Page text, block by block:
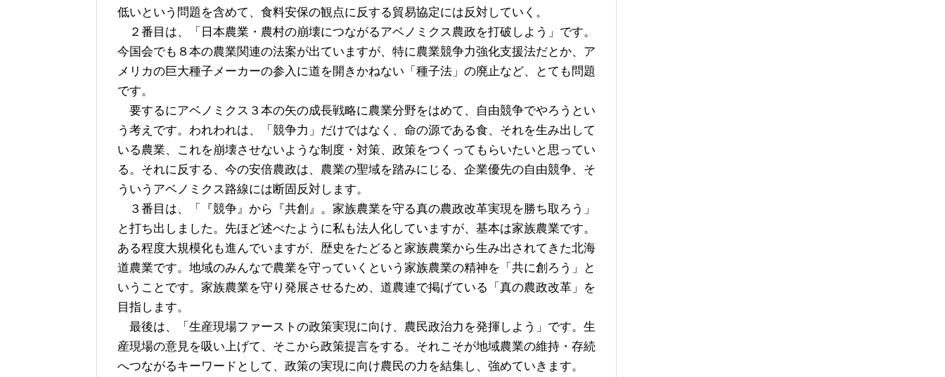
低いという問題を含めて、食料安保の観点に反する貿易協定には反対していく。
２番目は、「日本農業・農村の崩壊につながるアベノミクス農政を打破しよう」です。
今国会でも８本の農業関連の法案が出ていますが、特に農業競争力強化支援法だとか、ア
メリカの巨大種子メーカーの参入に道を開きかねない「種子法」の廃止など、とても問題
です。
要するにアベノミクス３本の矢の成長戦略に農業分野をはめて、自由競争でやろうとい
う考えです。われわれは、「競争力」だけではなく、命の源である食、それを生み出して
いる農業、これを崩壊させないような制度・対策、政策をつくってもらいたいと思ってい
る。それに反する、今の安倍農政は、農業の聖域を踏みにじる、企業優先の自由競争、そ
ういうアベノミクス路線には断固反対します。
３番目は、「『競争』から『共創』。家族農業を守る真の農政改革実現を勝ち取ろう」
と打ち出しました。先ほど述べたように私も法人化していますが、基本は家族農業です。
ある程度大規模化も進んでいますが、歴史をたどると家族農業から生み出されてきた北海
道農業です。地域のみんなで農業を守っていくという家族農業の精神を「共に創ろう」と
いうことです。家族農業を守り発展させるため、道農連で掲げている「真の農政改革」を
目指します。
最後は、「生産現場ファーストの政策実現に向け、農民政治力を発揮しよう」です。生
産現場の意見を吸い上げて、そこから政策提言をする。それこそが地域農業の維持・存続
へつながるキーワードとして、政策の実現に向け農民の力を結集し、強めていきます。